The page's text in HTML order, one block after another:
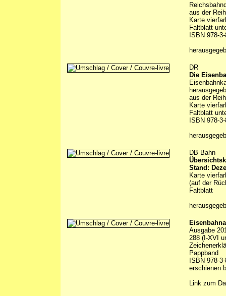
aus der
Karte
Faltblatt
ISBN 978-
DR
Die
aus der
Karte
Faltblatt
ISBN 978-
DB Bahn
Stand:
Karte
(auf der
Faltblatt
Ausgabe
288 (I-XVI
Pappband
ISBN 978-
erschienen
Link zum